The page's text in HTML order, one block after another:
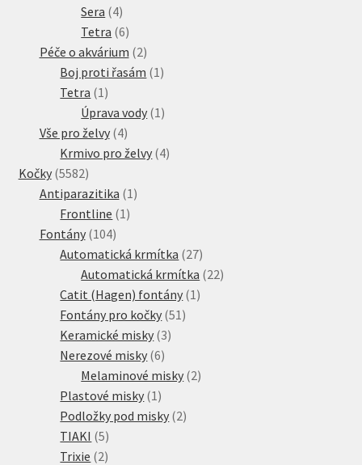
Sera 44
produkty
Tetra 66
produktů
Péče o akvárium 22
produkty
Boj proti řasám 1 1
Tetra 1 1
produkt
Úprava vody 1 1
Vše pro želvy 44
produkty
Krmivo pro želvy 44
Kočky 55825582
produktů
Antiparazitika 1 1
Frontline 1 1
Fontány 104104
produktů
Automatická krmítka 2727
produktů
Automatická krmítka 2222
Catit (Hagen) fontány 1 1
Fontány pro kočky 51 51
Keramické misky 33
Nerezové misky 66
produktů
Melaminové misky 22
Plastové misky 1 1
produkt
Podložky pod misky 22
TIAKI 55
produktů
Trixie 22